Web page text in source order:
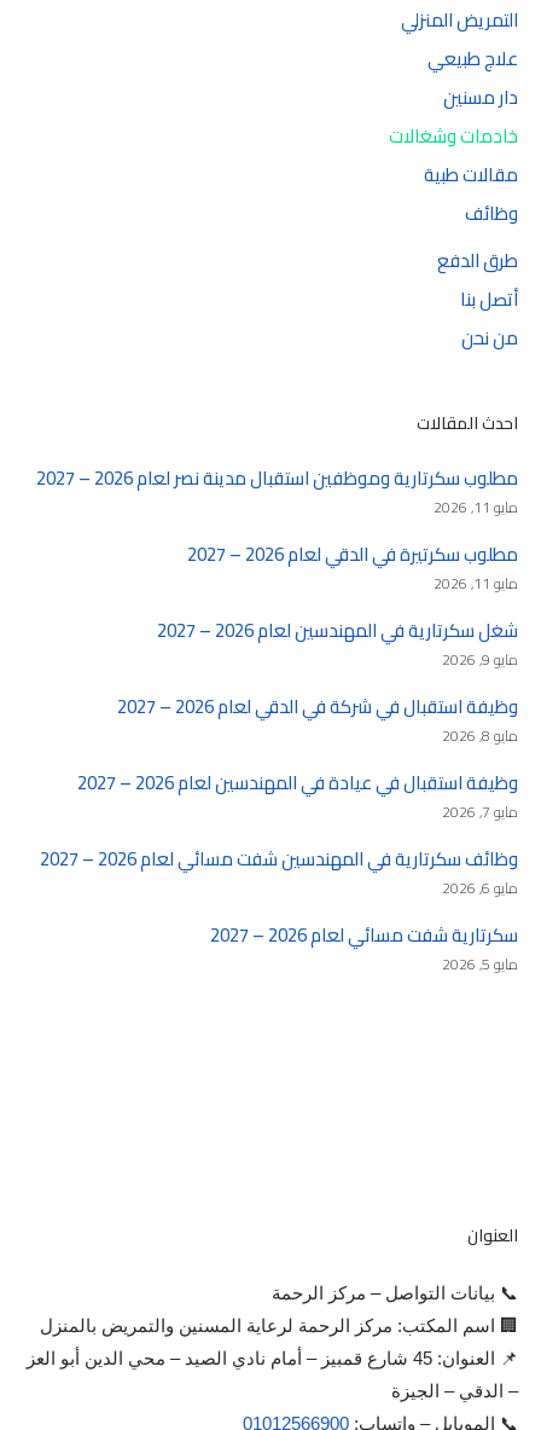
التمريض المنزلي
علاج طبيعي
دار مسنين
خادمات وشغالات
مقالات طبية
وظائف
طرق الدفع
أتصل بنا
من نحن
احدث المقالات
مطلوب سكرتارية وموظفين استقبال مدينة نصر لعام 2026 – 2027
مايو 11, 2026
مطلوب سكرتيرة في الدقي لعام 2026 – 2027
مايو 11, 2026
شغل سكرتارية في المهندسين لعام 2026 – 2027
مايو 9, 2026
وظيفة استقبال في شركة في الدقي لعام 2026 – 2027
مايو 8, 2026
وظيفة استقبال في عيادة في المهندسين لعام 2026 – 2027
مايو 7, 2026
وظائف سكرتارية في المهندسين شفت مسائي لعام 2026 – 2027
مايو 6, 2026
سكرتارية شفت مسائي لعام 2026 – 2027
مايو 5, 2026
العنوان
📞 بيانات التواصل – مركز الرحمة
🏢 اسم المكتب: مركز الرحمة لرعاية المسنين والتمريض بالمنزل
📌 العنوان: 45 شارع قمبيز – أمام نادي الصيد – محي الدين أبو العز
– الدقي – الجيزة
📞 الموبايل – واتساب: 01012566900